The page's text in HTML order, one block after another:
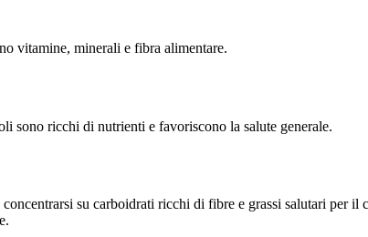
vitamine, minerali e fibra alimentare.
sono ricchi di nutrienti e favoriscono la salute generale.
su carboidrati ricchi di fibre e grassi salutari per il